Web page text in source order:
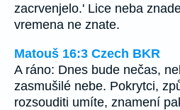
zacrvenjelo.' Lice neba
vremena ne znate.
Matouš 16:3 Czech BKR
A ráno: Dnes bude nečas,
zasmušilé nebe. Pokrytci,
rozsouditi umíte, znamení